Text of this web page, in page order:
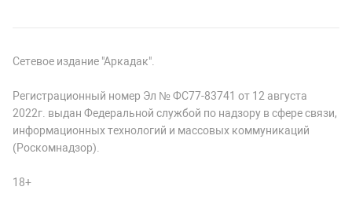
Сетевое издание "Аркадак".
Регистрационный номер Эл № ФС77-83741 от 12 августа
2022г. выдан Федеральной службой по надзору в сфере связи,
информационных технологий и массовых коммуникаций
(Роскомнадзор).
18+